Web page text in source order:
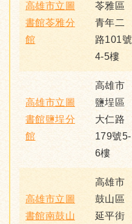
高雄市立圖
書館苓雅分
館
苓雅區
青年二
路101號
4-5樓
高雄市立圖
書館鹽埕分
館
高雄市
鹽埕區
大仁路
179號5-
6樓
高雄市立圖
書館南鼓山
高雄市
鼓山區
延平街